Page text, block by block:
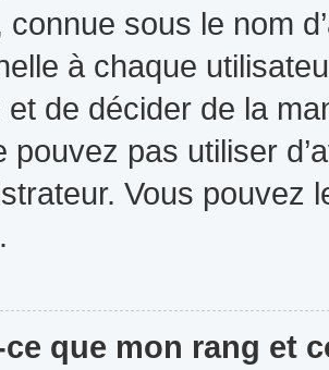
connue sous le nom
à chaque
et de décider de la
pouvez pas utiliser
Vous
ce que mon rang et